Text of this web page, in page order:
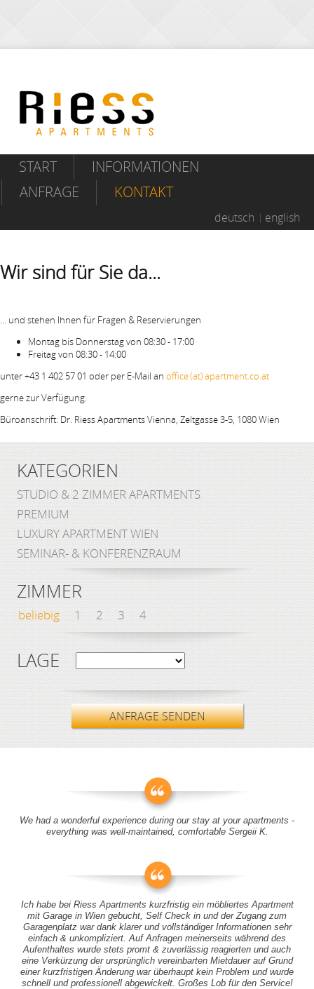
START
INFORMATIONEN
ANFRAGE
KONTAKT
deutsch english
Wir sind für Sie da...
... und stehen Ihnen für Fragen & Reservierungen
Montag bis Donnerstag von 08:30 - 17:00
Freitag von 08:30 - 14:00
unter +43 1 402 57 01 oder per E-Mail an office (at) apartment.co.at
gerne zur Verfügung.
Büroanschrift: Dr. Riess Apartments Vienna, Zeltgasse 3-5, 1080 Wien
KATEGORIEN
STUDIO & 2 ZIMMER APARTMENTS
PREMIUM
LUXURY APARTMENT WIEN
SEMINAR- & KONFERENZRAUM
ZIMMER
beliebig 1 2 3 4
LAGE
ANFRAGE SENDEN
We had a wonderful experience during our stay at your apartments -
everything was well-maintained, comfortable Sergeii K.
Ich habe bei Riess Apartments kurzfristig ein möbliertes Apartment
mit Garage in Wien gebucht, Self Check in und der Zugang zum
Garagenplatz war dank klarer und vollständiger Informationen sehr
einfach & unkompliziert. Auf Anfragen meinerseits während des
Aufenthaltes wurde stets promt & zuverlässig reagierten und auch
eine Verkürzung der ursprünglich vereinbarten Mietdauer auf Grund
einer kurzfristigen Änderung war überhaupt kein Problem und wurde
schnell und professionell abgewickelt. Großes Lob für den Service!